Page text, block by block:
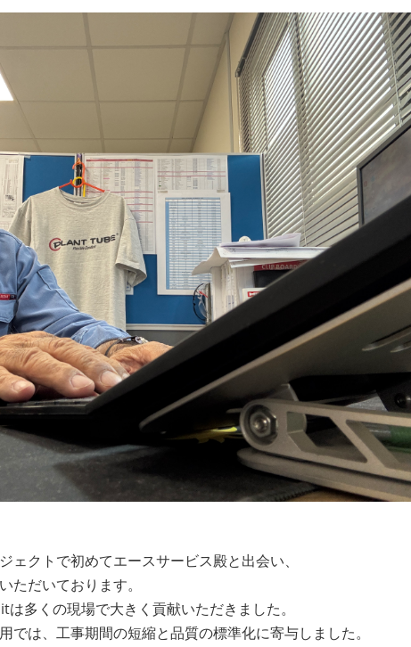
ェクトで初めてエースサービス殿と出会い、
ただいております。
は多くの現場で大きく貢献いただきました。
では、工事期間の短縮と品質の標準化に寄与しました。